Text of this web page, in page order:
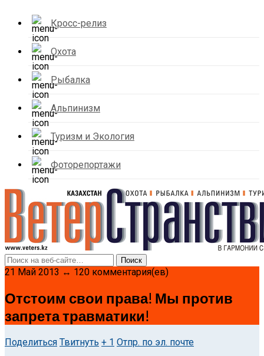
Кросс-релиз
Охота
Рыбалка
Альпинизм
Туризм и Экология
Фоторепортажи
21 Май 2013 ↔ 120 комментария(ев)
Отстоим свои права! Мы против
запрета травматики!
Поделиться Твитнуть + 1 Отпр. по эл. почте